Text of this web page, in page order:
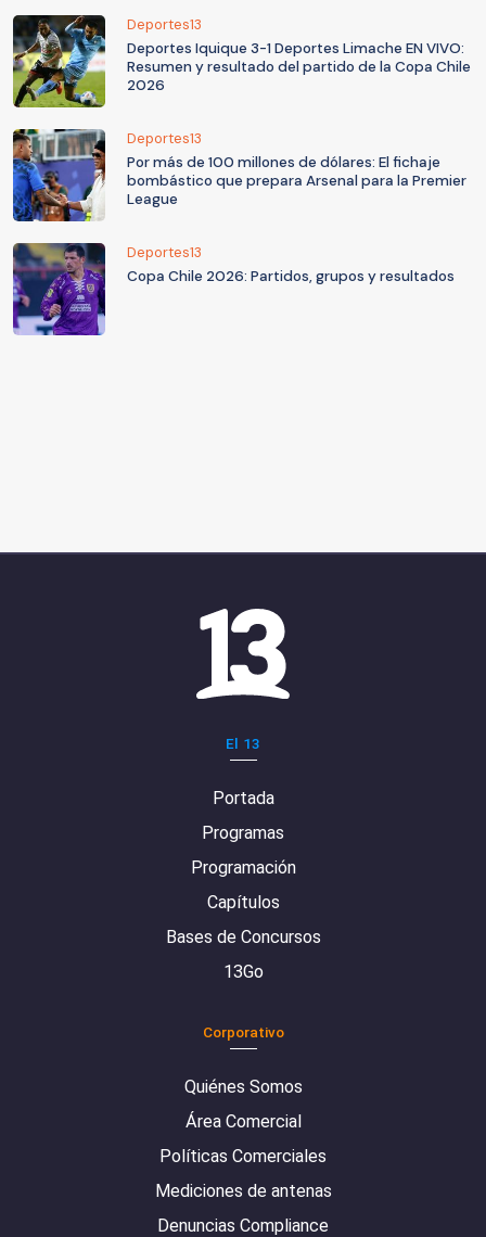
Deportes13
Deportes Iquique 3-1 Deportes Limache EN VIVO:
Resumen y resultado del partido de la Copa Chile
2026
Deportes13
Por más de 100 millones de dólares: El fichaje
bombástico que prepara Arsenal para la Premier
League
Deportes13
Copa Chile 2026: Partidos, grupos y resultados
El 13
Portada
Programas
Programación
Capítulos
Bases de Concursos
13Go
Corporativo
Quiénes Somos
Área Comercial
Políticas Comerciales
Mediciones de antenas
Denuncias Compliance